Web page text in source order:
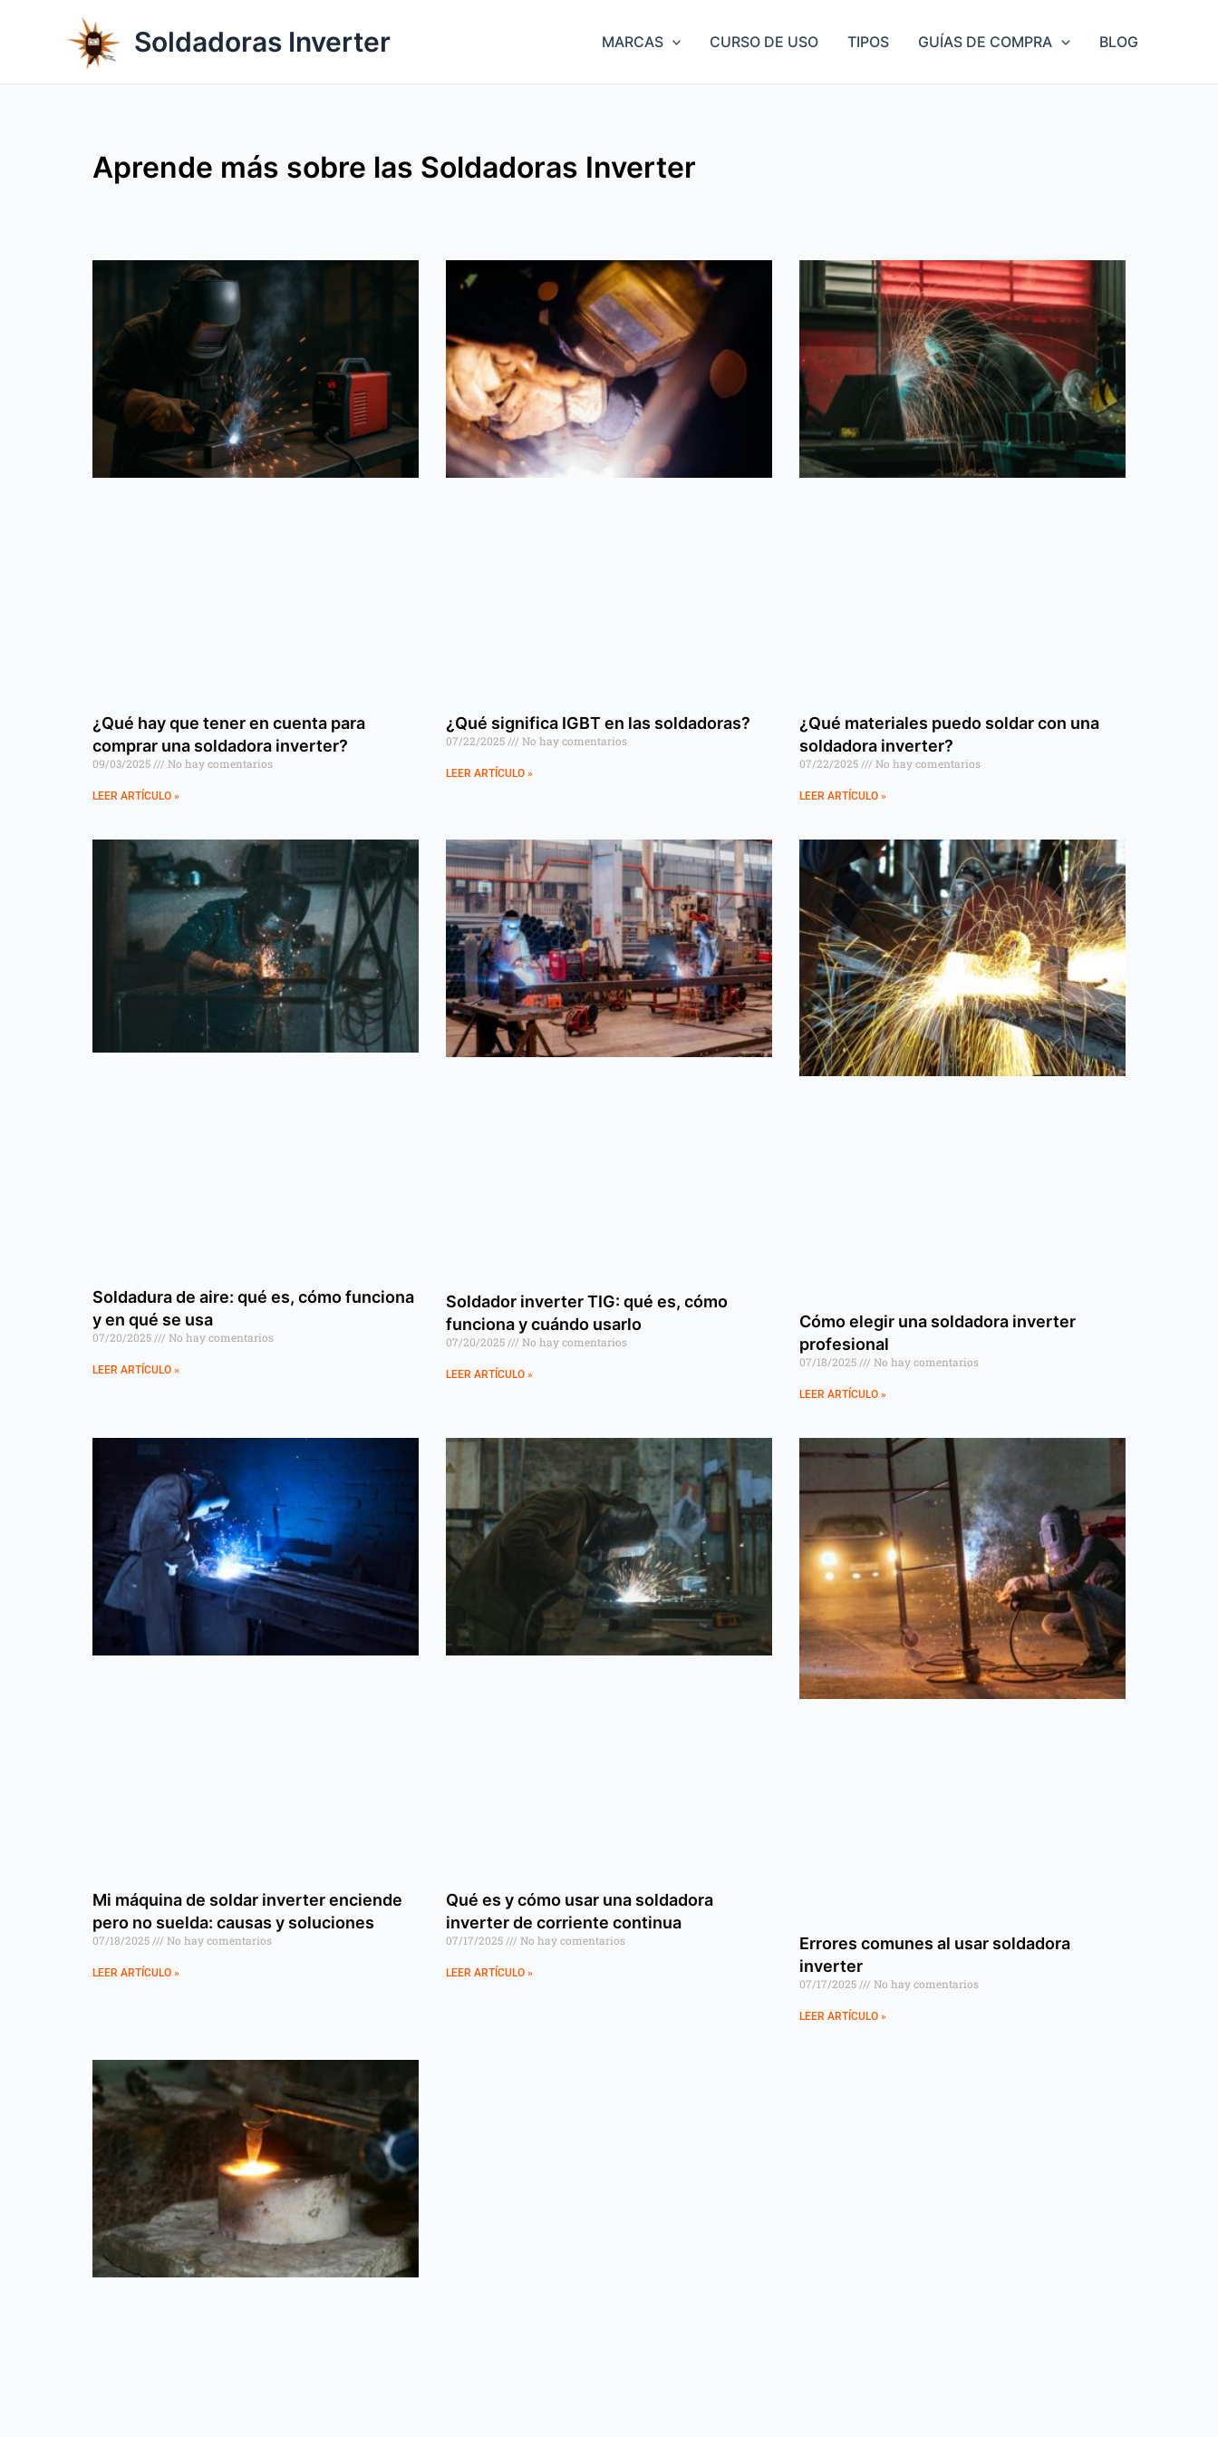
Soldadoras Inverter MARCAS CURSO DE USO TIPOS GUÍAS DE COMPRA BLOG
Aprende más sobre las Soldadoras Inverter
¿Qué hay que tener en cuenta para
comprar una soldadora inverter?
09/03/2025 No hay comentarios
LEER ARTÍCULO »
¿Qué significa IGBT en las soldadoras?
07/22/2025 No hay comentarios
LEER ARTÍCULO »
¿Qué materiales puedo soldar con una
soldadora inverter?
07/22/2025 No hay comentarios
LEER ARTÍCULO »
Soldadura de aire: qué es, cómo funciona
y en qué se usa
07/20/2025 No hay comentarios
LEER ARTÍCULO »
Soldador inverter TIG: qué es, cómo
funciona y cuándo usarlo
07/20/2025 No hay comentarios
LEER ARTÍCULO »
Cómo elegir una soldadora inverter
profesional
07/18/2025 No hay comentarios
LEER ARTÍCULO »
Mi máquina de soldar inverter enciende
pero no suelda: causas y soluciones
07/18/2025 No hay comentarios
LEER ARTÍCULO »
Qué es y cómo usar una soldadora
inverter de corriente continua
07/17/2025 No hay comentarios
LEER ARTÍCULO »
Errores comunes al usar soldadora
inverter
07/17/2025 No hay comentarios
LEER ARTÍCULO »
PagePage